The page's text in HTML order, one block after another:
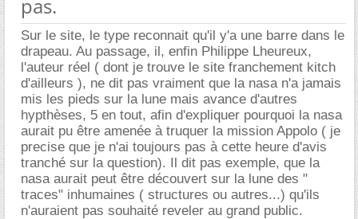
pas.
Sur le site, le type reconnait qu'il y'a une barre dans le
drapeau. Au passage, il, enfin Philippe Lheureux,
l'auteur réel ( dont je trouve le site franchement kitch
d'ailleurs ), ne dit pas vraiment que la nasa n'a jamais
mis les pieds sur la lune mais avance d'autres
hypthèses, 5 en tout, afin d'expliquer pourquoi la nasa
aurait pu être amenée à truquer la mission Appolo ( je
precise que je n'ai toujours pas à cette heure d'avis
tranché sur la question). Il dit pas exemple, que la
nasa aurait peut être découvert sur la lune des "
traces" inhumaines ( structures ou autres...) qu'ils
n'auraient pas souhaité reveler au grand public.